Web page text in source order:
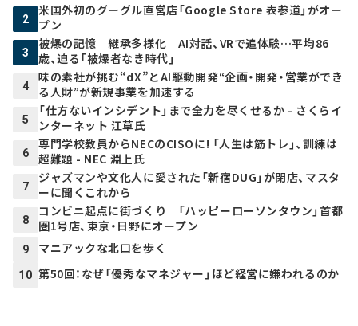
2
米国外初のグーグル直営店「Google Store 表参道」がオー
プン
3
被爆の記憶 継承多様化 AI対話、VRで追体験…平均86
歳、迫る「被爆者なき時代」
4
味の素社が挑む“dX”とAI駆動開発――“企画・開発・営業ができ
る人財”が新規事業を加速する
5
「仕方ないインシデント」まで全力を尽くせるか - さくらイ
ンターネット 江草氏
6
専門学校教員からNECのCISOに! 「人生は筋トレ」、訓練は
超難題 - NEC 淵上氏
7
ジャズマンや文化人に愛された「新宿DUG」が閉店、マスタ
ーに聞くこれから
8
コンビニ起点に街づくり 「ハッピーローソンタウン」首都
圏1号店、東京・日野にオープン
9 マニアックな北口を歩く
10 第50回：なぜ「優秀なマネジャー」ほど経営に嫌われるのか